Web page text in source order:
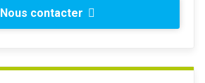
Nous contacter